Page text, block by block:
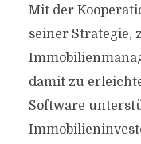
Mit der
seiner Strategie,
damit zu
Software